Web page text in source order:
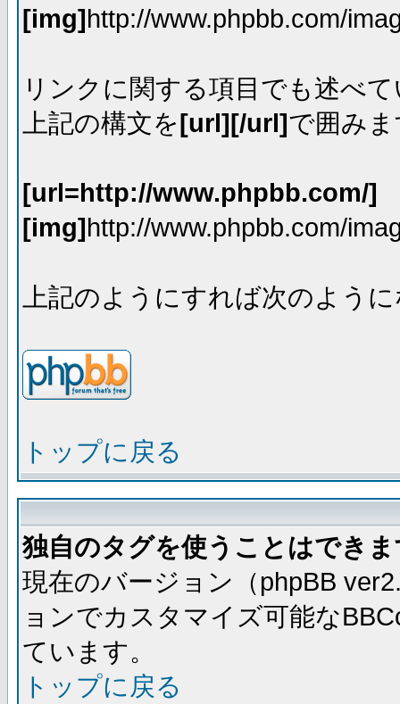
[img]http://www.phpbb.com/
リンクに関する項目でも述べ
上記の構文を[url][/url]で囲み
[url=http://www.phpbb.com/]
[img]http://www.phpbb.com/
上記のようにすれば次のよう
トップに戻る
独自のタグを使うことはでき
現在のバージョン（phpBB
ョンでカスタマイズ可能な
ています。
トップに戻る